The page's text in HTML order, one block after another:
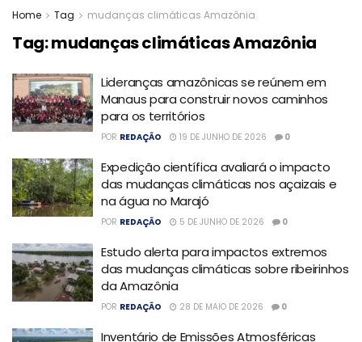
Home Tag mudanças climáticas Amazônia
Tag:mudanças climáticas Amazônia
Lideranças amazônicas se reúnem em
Manaus para construir novos caminhos
para os territórios
POR REDAÇÃO 19 DE JUNHO DE 2026 0
Expedição científica avaliará o impacto
das mudanças climáticas nos açaizais e
na água no Marajó
POR REDAÇÃO 5 DE JUNHO DE 2026 0
Estudo alerta para impactos extremos
das mudanças climáticas sobre ribeirinhos
da Amazônia
POR REDAÇÃO 28 DE MAIO DE 2026 0
Inventário de Emissões Atmosféricas